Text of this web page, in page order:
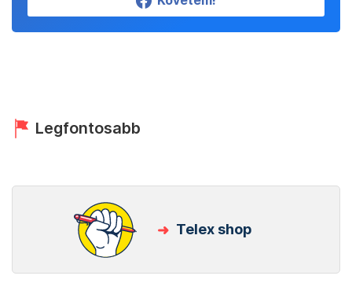
Legfontosabb
Telex shop